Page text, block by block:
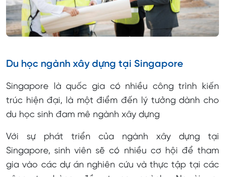
Du học ngành xây dựng tại Singapore
Singapore là quốc gia có nhiều công trình kiến
trúc hiện đại, là một điểm đến lý tưởng dành cho
du học sinh đam mê ngành xây dựng
Với sự phát triển của ngành xây dựng tại
Singapore, sinh viên sẽ có nhiều cơ hội để tham
gia vào các dự án nghiên cứu và thực tập tại các